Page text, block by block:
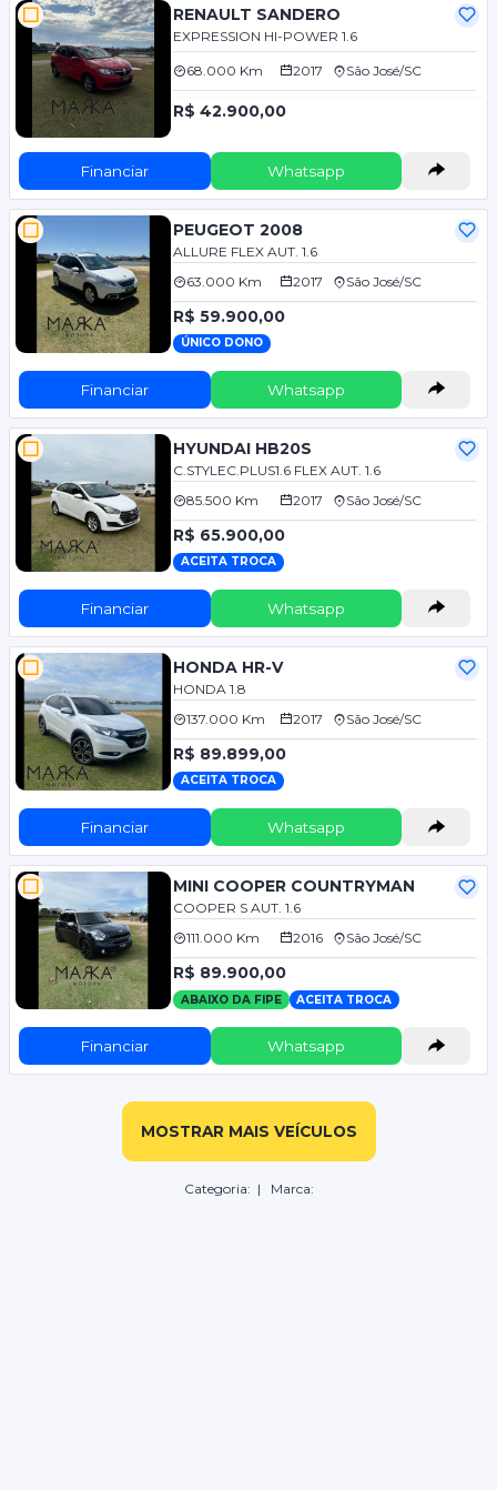
RENAULT SANDERO
EXPRESSION HI-POWER 1.6
68.000 Km 2017 São José/SC
R$ 42.900,00
Financiar Whatsapp
PEUGEOT 2008
ALLURE FLEX AUT. 1.6
63.000 Km
2017 São José/SC
R$ 59.900,00
ÚNICO DONO
Financiar Whatsapp
HYUNDAI HB20S
C.STYLEC.PLUS1.6 FLEX AUT. 1.6
85.500 Km
2017 São José/SC
R$ 65.900,00
ACEITA TROCA
Financiar Whatsapp
HONDA HR-V
HONDA 1.8
137.000 Km
2017 São José/SC
R$ 89.899,00
ACEITA TROCA
Financiar Whatsapp
MINI COOPER COUNTRYMAN
COOPER S AUT. 1.6
111.000 Km
2016 São José/SC
R$ 89.900,00
ABAIXO DA FIPE ACEITA TROCA
Financiar Whatsapp
MOSTRAR MAIS VEÍCULOS
Categoria: | Marca: